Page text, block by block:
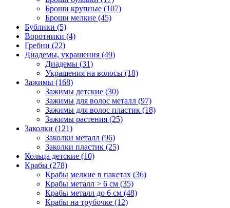
Броши крупные (107)
Броши мелкие (45)
Бублики (5)
Воротники (4)
Гребни (22)
Диадемы, украшения (49)
Диадемы (31)
Украшения на волосы (18)
Зажимы (168)
Зажимы детские (30)
Зажимы для волос металл (97)
Зажимы для волос пластик (18)
Зажимы растения (25)
Заколки (121)
Заколки металл (96)
Заколки пластик (25)
Кольца детские (10)
Крабы (278)
Крабы мелкие в пакетах (36)
Крабы металл > 6 см (35)
Крабы металл до 6 см (48)
Крабы на трубочке (12)